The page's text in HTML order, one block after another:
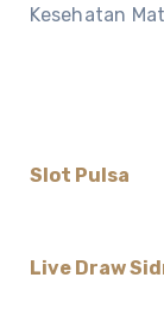
Kesehatan
Slot Pulsa
Live Draw